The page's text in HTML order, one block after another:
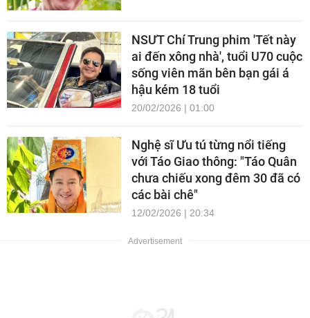
NSƯT Chí Trung phim 'Tết này
ai đến xông nhà', tuổi U70 cuộc
sống viên mãn bên bạn gái á
hậu kém 18 tuổi
20/02/2026 | 01:00
Nghệ sĩ Ưu tú từng nổi tiếng
với Táo Giao thông: "Táo Quân
chưa chiếu xong đêm 30 đã có
các bài chê"
12/02/2026 | 20:34